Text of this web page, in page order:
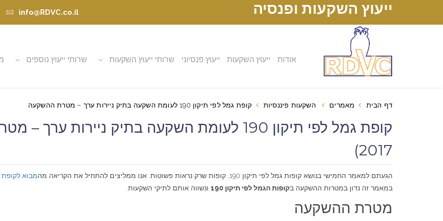
ייעוץ השקעות ופנסיה info@RDVC.co.il
אודות ייעוץ השקעות ייעוץ פנסיוני שרותי ייעוץ השקעות שרותי ייעוץ נוספים
דף הבית מאמרים השקעות פיננסיות קופת גמל לפי תיקון 190 לעומת השקעה בתיק ניירות ערך – מטרת ההשקעה
2017)
הגעתם למאמר החמישי בנושא קופות גמל לפי תיקון 190, קופות שרק נראות פשוטות. אנו ממליצים להתחיל את הקריאה מה מבוא לקופת
במאמר זה נדון במטרות ההשקעה בקופות הגמל לפי תיקון 190 ונשווה אותם לתיקי השקעות.
מטרת ההשקעה